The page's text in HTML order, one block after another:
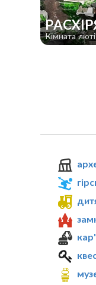
Кімната люті